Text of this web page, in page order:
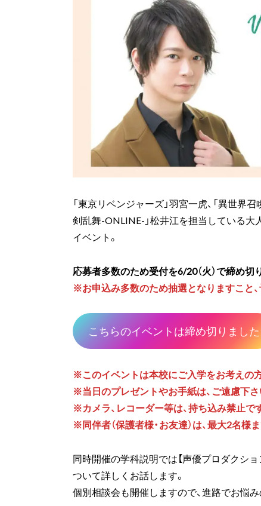
「東京リベンジャーズ」羽宮一虎、「異世界
剣乱舞-ONLINE-」松井江を担当している大
イベント。
応募者多数のため受付を6/20（火）で締め切
※お申込み多数のため抽選となりますこと
こちらのイベントは締め切りました
※このイベントは本校にご入学をお考えの
※当日のプレゼントやお手紙は、ご遠慮下
※カメラ、レコーダー等は、持ち込み禁止で
※同伴者（保護者様・お友達）は、最大2名
同時開催の学科説明では【声優プロダクシ
ついて詳しくお話します。
個別相談会も開催しますので、進路でお悩